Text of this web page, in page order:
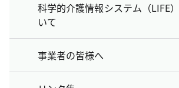
科学的介護情報システム（LIFE
いて
事業者の皆様へ